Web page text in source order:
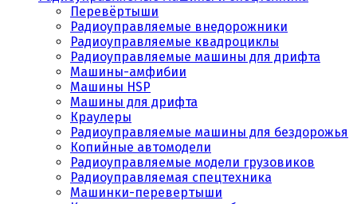
Перевёртыши
Радиоуправляемые внедорожники
Радиоуправляемые квадроциклы
Радиоуправляемые машины для дрифта
Машины-амфибии
Машины HSP
Машины для дрифта
Краулеры
Радиоуправляемые машины для бездорожья
Копийные автомодели
Радиоуправляемые модели грузовиков
Радиоуправляемая спецтехника
Машинки-перевертыши